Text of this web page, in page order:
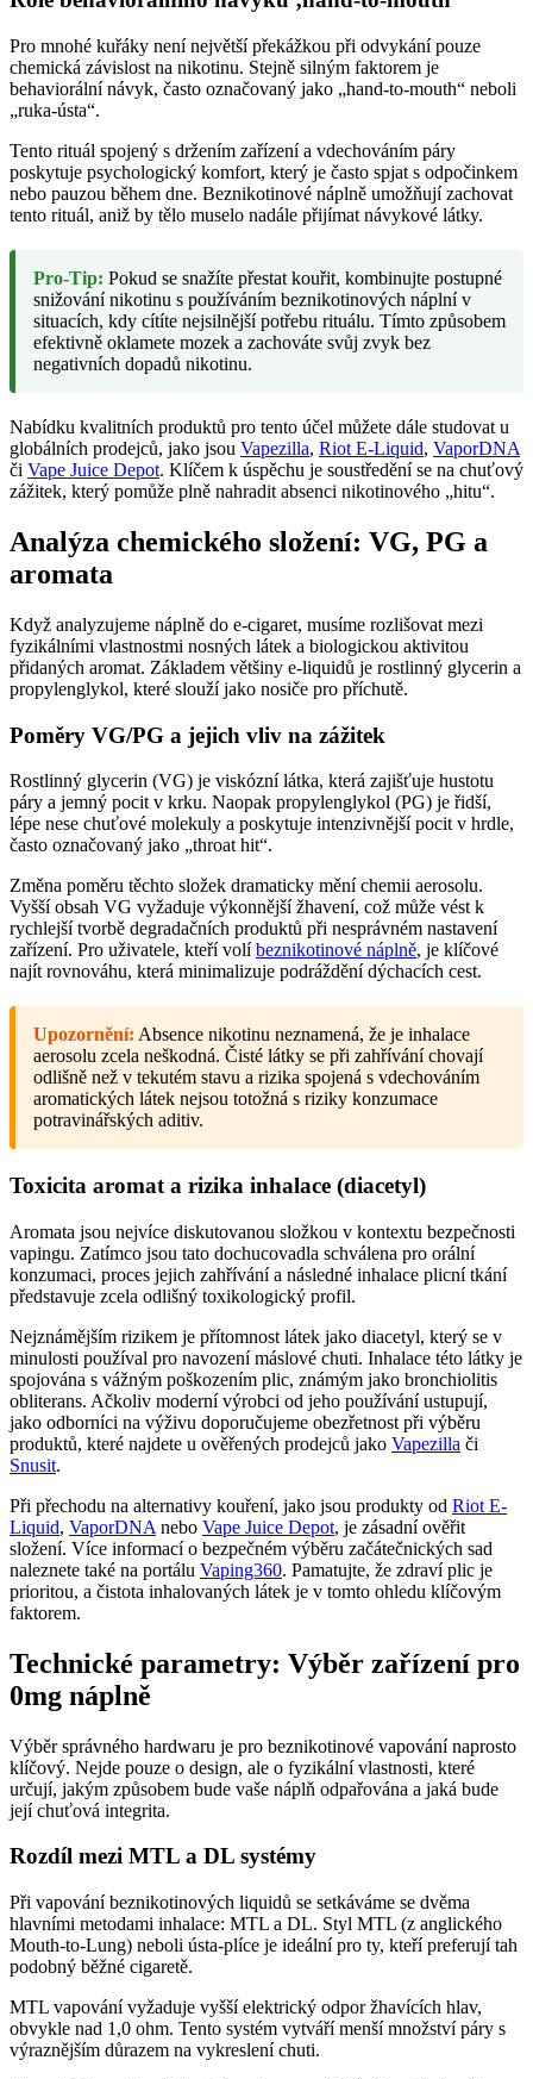
Pro mnohé kuřáky není největší překážkou při odvykání pouze
chemická závislost na nikotinu. Stejně silným faktorem je
behaviorální návyk, často označovaný jako „hand-to-mouth“ neboli
„ruka-ústa“.
Tento rituál spojený s držením zařízení a vdechováním páry
poskytuje psychologický komfort, který je často spjat s odpočinkem
nebo pauzou během dne. Beznikotinové náplně umožňují zachovat
tento rituál, aniž by tělo muselo nadále přijímat návykové látky.
Pro-Tip: Pokud se snažíte přestat kouřit, kombinujte postupné
snižování nikotinu s používáním beznikotinových náplní v
situacích, kdy cítíte nejsilnější potřebu rituálu. Tímto způsobem
efektivně oklamete mozek a zachováte svůj zvyk bez
negativních dopadů nikotinu.
Nabídku kvalitních produktů pro tento účel můžete dále studovat u
globálních prodejců, jako jsou Vapezilla, Riot E-Liquid, VaporDNA
či Vape Juice Depot. Klíčem k úspěchu je soustředění se na chuťový
zážitek, který pomůže plně nahradit absenci nikotinového „hitu“.
Analýza chemického složení: VG, PG a
aromata
Když analyzujeme náplně do e-cigaret, musíme rozlišovat mezi
fyzikálními vlastnostmi nosných látek a biologickou aktivitou
přidaných aromat. Základem většiny e-liquidů je rostlinný glycerin a
propylenglykol, které slouží jako nosiče pro příchutě.
Poměry VG/PG a jejich vliv na zážitek
Rostlinný glycerin (VG) je viskózní látka, která zajišťuje hustotu
páry a jemný pocit v krku. Naopak propylenglykol (PG) je řidší,
lépe nese chuťové molekuly a poskytuje intenzivnější pocit v hrdle,
často označovaný jako „throat hit“.
Změna poměru těchto složek dramaticky mění chemii aerosolu.
Vyšší obsah VG vyžaduje výkonnější žhavení, což může vést k
rychlejší tvorbě degradačních produktů při nesprávném nastavení
zařízení. Pro uživatele, kteří volíbeznikotinové náplně, je klíčové
najít rovnováhu, která minimalizuje podráždění dýchacích cest.
Upozornění: Absence nikotinu neznamená, že je inhalace
aerosolu zcela neškodná. Čisté látky se při zahřívání chovají
odlišně než v tekutém stavu a rizika spojená s vdechováním
aromatických látek nejsou totožná s riziky konzumace
potravinářských aditiv.
Toxicita aromat a rizika inhalace (diacetyl)
Aromata jsou nejvíce diskutovanou složkou v kontextu bezpečnosti
vapingu. Zatímco jsou tato dochucovadla schválena pro orální
konzumaci, proces jejich zahřívání a následné inhalace plicní tkání
představuje zcela odlišný toxikologický profil.
Nejznámějším rizikem je přítomnost látek jako diacetyl, který se v
minulosti používal pro navození máslové chuti. Inhalace této látky je
spojována s vážným poškozením plic, známým jako bronchiolitis
obliterans. Ačkoliv moderní výrobci od jeho používání ustupují,
jako odborníci na výživu doporučujeme obezřetnost při výběru
produktů, které najdete u ověřených prodejců jako Vapezilla či
Snusit.
Při přechodu na alternativy kouření, jako jsou produkty od Riot E-
Liquid, VaporDNA nebo Vape Juice Depot, je zásadní ověřit
složení. Více informací o bezpečném výběru začátečnických sad
naleznete také na portálu Vaping360. Pamatujte, že zdraví plic je
prioritou, a čistota inhalovaných látek je v tomto ohledu klíčovým
faktorem.
Technické parametry: Výběr zařízení pro
0mg náplně
Výběr správného hardwaru je pro beznikotinové vapování naprosto
klíčový. Nejde pouze o design, ale o fyzikální vlastnosti, které
určují, jakým způsobem bude vaše náplň odpařována a jaká bude
její chuťová integrita.
Rozdíl mezi MTL a DL systémy
Při vapování beznikotinových liquidů se setkáváme se dvěma
hlavními metodami inhalace: MTL a DL. Styl MTL (z anglického
Mouth-to-Lung) neboli ústa-plíce je ideální pro ty, kteří preferují tah
podobný běžné cigaretě.
MTL vapování vyžaduje vyšší elektrický odpor žhavících hlav,
obvykle nad 1,0 ohm. Tento systém vytváří menší množství páry s
výraznějším důrazem na vykreslení chuti.